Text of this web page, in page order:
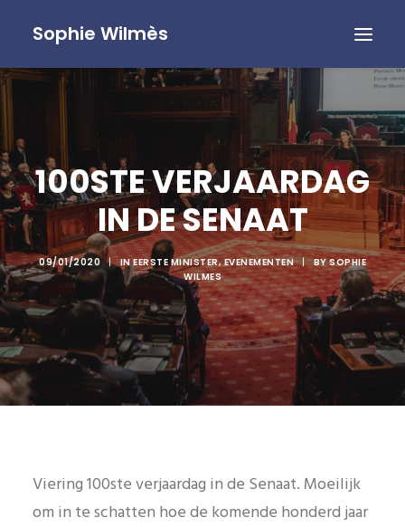
Sophie Wilmès
100STE VERJAARDAG
IN DE SENAAT
09/01/2020 | INEERSTE MINISTER,EVENEMENTEN | BYSOPHIE
WILMES
Viering 100ste verjaardag in de Senaat. Moeilijk
om in te schatten hoe de komende honderd jaar